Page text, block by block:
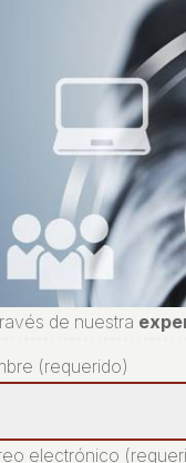
de nuestra
(requerido)
electrónico